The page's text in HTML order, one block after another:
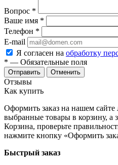
Вопрос *
Ваше имя *
Телефон *
E-mail
Я согласен на обработку
* — Обязательные поля
Отменить
Отзывы
Как купить
Оформить заказ на нашем сайте
выбранные товары в корзину, а
Корзина, проверьте
нажмите кнопку «Оформить
Быстрый заказ